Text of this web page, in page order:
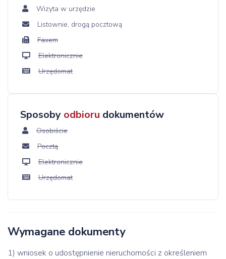
Wizyta w urzędzie
Listownie, drogą pocztową
Faxem
Elektronicznie
Urzędomat
Sposoby odbioru dokumentów
Osobiście
Pocztą
Elektronicznie
Urzędomat
Wymagane dokumenty
1) wniosek o udostępnienie nieruchomości z określeniem